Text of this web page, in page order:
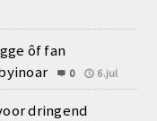
ôf fan
0 6.jul
dringend